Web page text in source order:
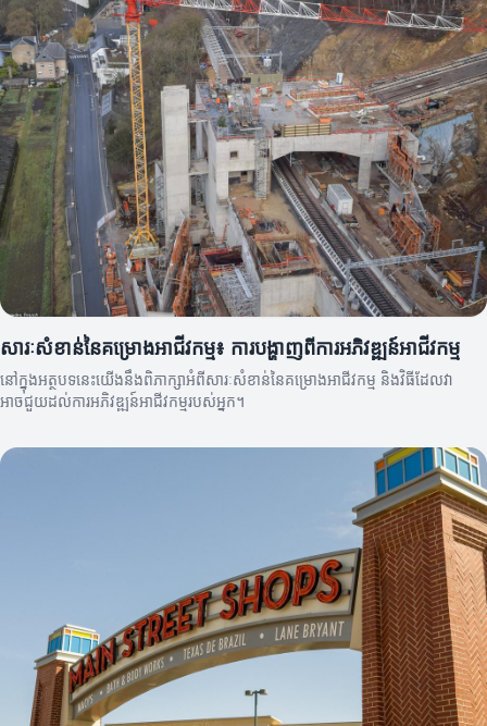
សារៈសំខាន់នៃគម្រោងអាជីវកម្ម៖ ការបង្ហាញពីការអភិវឌ្ឍន៍អាជីវកម្ម
នៅក្នុងអត្ថបទនេះយើងនឹងពិភាក្សាអំពីសារៈសំខាន់នៃគម្រោងអាជីវកម្ម និងវិធីដែលវា
អាចជួយដល់ការអភិវឌ្ឍន៍អាជីវកម្មរបស់អ្នក។